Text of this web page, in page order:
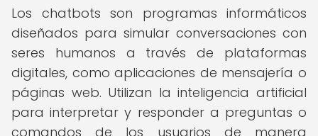
Los chatbots son programas informáticos
diseñados para simular conversaciones con
seres humanos a través de plataformas
digitales, como aplicaciones de mensajería o
páginas web. Utilizan la inteligencia artificial
para interpretar y responder a preguntas o
comandos de los usuarios de manera